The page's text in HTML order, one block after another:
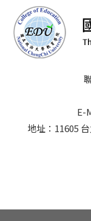
E-
地址：11605